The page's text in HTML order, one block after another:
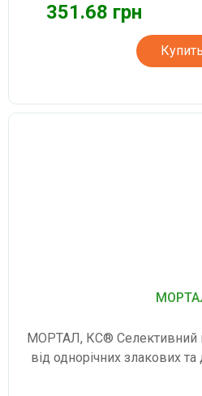
351.68 грн
Купить
МОРТАЛ, КС® Селективний
від однорічних злакових та